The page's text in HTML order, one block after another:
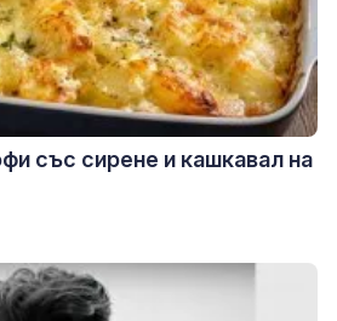
със сирене и кашкавал на